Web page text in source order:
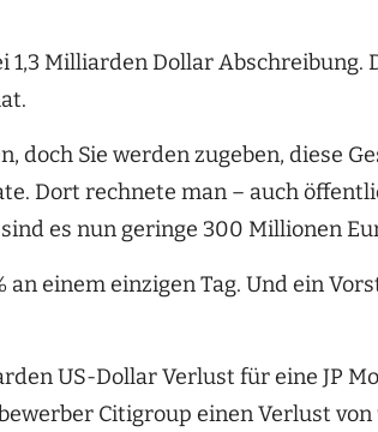
1,3 Milliarden Dollar Abschreibung.
doch Sie werden zugeben, diese
Dort rechnete man – auch
es nun geringe 300 Millionen
einem einzigen Tag. Und ein
US-Dollar Verlust für eine JP
Citigroup einen Verlust